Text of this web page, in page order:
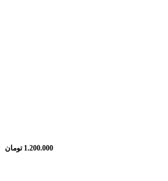
1.200.000 تومان